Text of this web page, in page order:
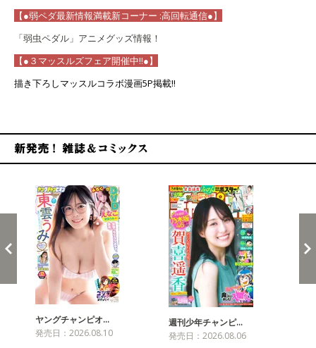
【●弱ペダ最新情報満載新コーナー :高回転通信●】
「弱虫ペダル」アニメグッズ情報！
【●３マッスルズフェア開催中!!●】
描き下ろしマッスルコラボ漫画5P掲載!!
ヤングチャンピオ…
発売日：2026.08.10
週刊少年チャンピ…
発売日：2026.08.06